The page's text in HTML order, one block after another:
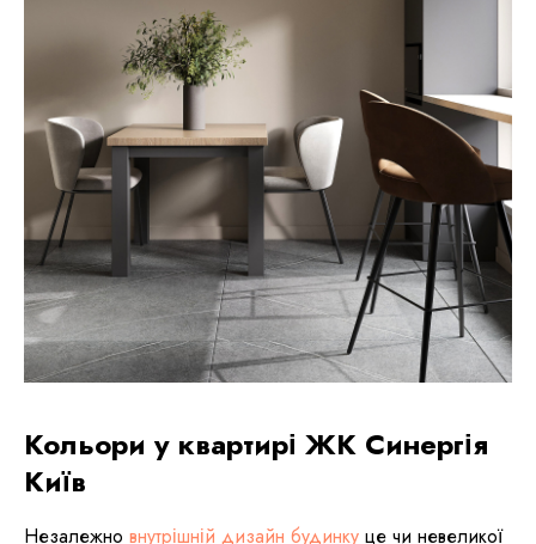
Кольори у квартирі ЖК Синергія
Київ
Незалежно внутрішній дизайн будинку це чи невеликої